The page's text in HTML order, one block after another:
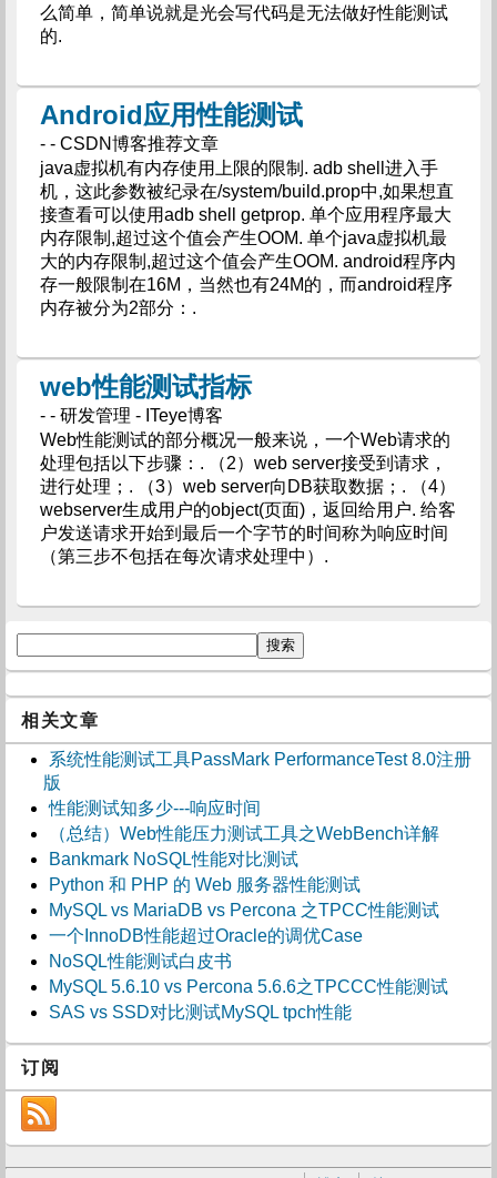
么简单，简单说就是光会写代码是无法做好性能测试
的.
Android应用性能测试
- - CSDN博客推荐文章
java虚拟机有内存使用上限的限制. adb shell进入手
机，这此参数被纪录在/system/build.prop中,如果想直
接查看可以使用adb shell getprop. 单个应用程序最大
内存限制,超过这个值会产生OOM. 单个java虚拟机最
大的内存限制,超过这个值会产生OOM. android程序内
存一般限制在16M，当然也有24M的，而android程序
内存被分为2部分：.
web性能测试指标
- - 研发管理 - ITeye博客
Web性能测试的部分概况一般来说，一个Web请求的
处理包括以下步骤：. （2）web server接受到请求，
进行处理；. （3）web server向DB获取数据；. （4）
webserver生成用户的object(页面)，返回给用户. 给客
户发送请求开始到最后一个字节的时间称为响应时间
（第三步不包括在每次请求处理中）.
相关文章
系统性能测试工具PassMark PerformanceTest 8.0注册
版
性能测试知多少---响应时间
（总结）Web性能压力测试工具之WebBench详解
Bankmark NoSQL性能对比测试
Python 和 PHP 的 Web 服务器性能测试
MySQL vs MariaDB vs Percona 之TPCC性能测试
一个InnoDB性能超过Oracle的调优Case
NoSQL性能测试白皮书
MySQL 5.6.10 vs Percona 5.6.6之TPCCC性能测试
SAS vs SSD对比测试MySQL tpch性能
订阅